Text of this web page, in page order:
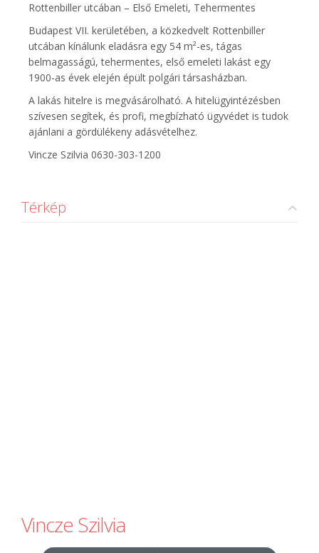
Rottenbiller utcában – Első Emeleti, Tehermentes
Budapest VII. kerületében, a közkedvelt Rottenbiller
utcában kínálunk eladásra egy 54 m²-es, tágas
belmagasságú, tehermentes, első emeleti lakást egy
1900-as évek elején épült polgári társasházban.
A lakás hitelre is megvásárolható. A hitelügyintézésben
szívesen segítek, és profi, megbízható ügyvédet is tudok
ajánlani a gördülékeny adásvételhez.
Vincze Szilvia 0630-303-1200
Térkép
Vincze Szilvia